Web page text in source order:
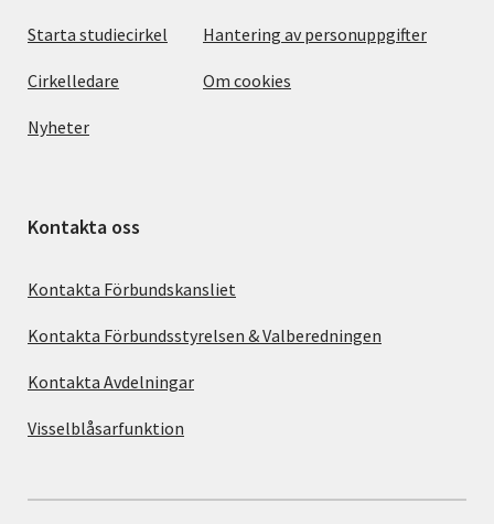
Starta studiecirkel
Cirkelledare
Nyheter
Hantering av personuppgifter
Om cookies
Kontakta oss
Kontakta Förbundskansliet
Kontakta Förbundsstyrelsen & Valberedningen
Kontakta Avdelningar
Visselblåsarfunktion